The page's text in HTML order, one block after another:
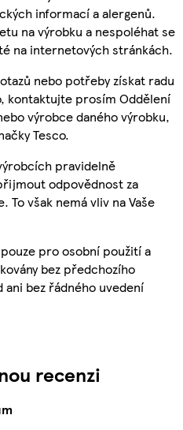
informací a alergenů.
na výrobku a nespoléhat se
na internetových stránkách.
nebo potřeby získat radu
kontaktujte prosím Oddělení
výrobce daného výrobku,
Tesco.
pravidelně
odpovědnost za
však nemá vliv na Vaše
pro osobní použití a
bez předchozího
bez řádného uvedení
recenzi